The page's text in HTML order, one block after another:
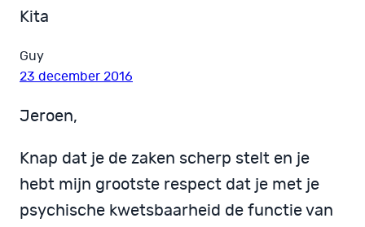
Kita
Guy
23 december 2016
Jeroen,
Knap dat je de zaken scherp stelt en je
hebt mijn grootste respect dat je met je
psychische kwetsbaarheid de functie van